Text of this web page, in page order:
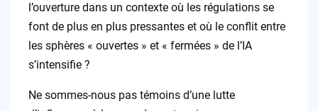
l’ouverture dans un contexte où les régulations se
font de plus en plus pressantes et où le conflit entre
les sphères « ouvertes » et « fermées » de l’IA
s’intensifie ?
Ne sommes-nous pas témoins d’une lutte